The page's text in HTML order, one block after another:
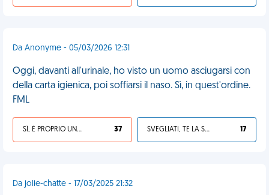
Da Anonyme - 05/03/2026 12:31
Oggi, davanti all'urinale, ho visto un uomo asciugarsi con
della carta igienica, poi soffiarsi il naso. Sì, in quest'ordine.
FML
SÌ, È PROPRIO UNA VDM! 37 SVEGLIATI, TE LA SEI CERCATA! 17
Da jolie-chatte - 17/03/2025 21:32